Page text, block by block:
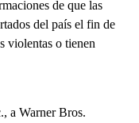
de que las
del país el fin de
violentas o tienen
a Warner Bros.